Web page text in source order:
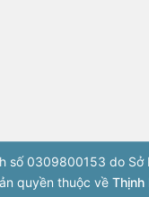
số 0309800153 do
quyền thuộc về Thịnh